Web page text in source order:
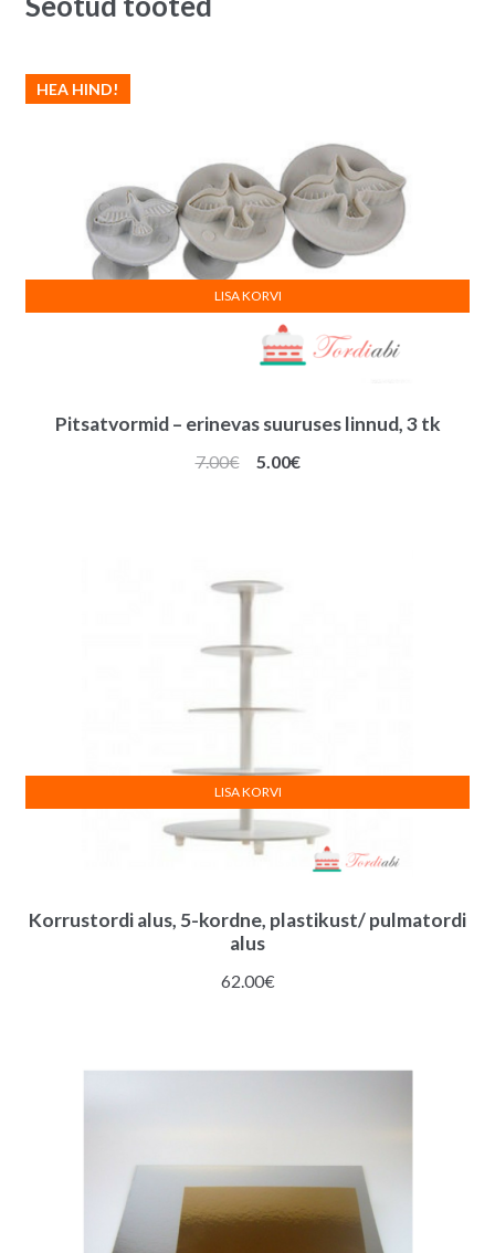
Pitsatvormid – erinevas suuruses linnud, 3 tk
HEA HIND!
7.00€
Algne
5.00€Praegune
LISA KORVI
Korrustordi alus, 5-kordne, plastikust/ pulmatordi
alus
62.00€
LISA KORVI